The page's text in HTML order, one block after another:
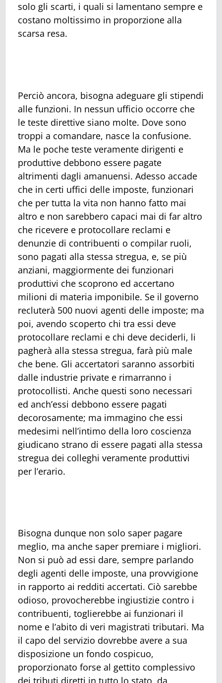
solo gli scarti, i quali si lamentano sempre e
costano moltissimo in proporzione alla
scarsa resa.
Perciò ancora, bisogna adeguare gli stipendi
alle funzioni. In nessun ufficio occorre che
le teste direttive siano molte. Dove sono
troppi a comandare, nasce la confusione.
Ma le poche teste veramente dirigenti e
produttive debbono essere pagate
altrimenti dagli amanuensi. Adesso accade
che in certi uffici delle imposte, funzionari
che per tutta la vita non hanno fatto mai
altro e non sarebbero capaci mai di far altro
che ricevere e protocollare reclami e
denunzie di contribuenti o compilar ruoli,
sono pagati alla stessa stregua, e, se più
anziani, maggiormente dei funzionari
produttivi che scoprono ed accertano
milioni di materia imponibile. Se il governo
recluterà 500 nuovi agenti delle imposte; ma
poi, avendo scoperto chi tra essi deve
protocollare reclami e chi deve deciderli, li
pagherà alla stessa stregua, farà più male
che bene. Gli accertatori saranno assorbiti
dalle industrie private e rimarranno i
protocollisti. Anche questi sono necessari
ed anch’essi debbono essere pagati
decorosamente; ma immagino che essi
medesimi nell’intimo della loro coscienza
giudicano strano di essere pagati alla stessa
stregua dei colleghi veramente produttivi
per l’erario.
Bisogna dunque non solo saper pagare
meglio, ma anche saper premiare i migliori.
Non si può ad essi dare, sempre parlando
degli agenti delle imposte, una provvigione
in rapporto ai redditi accertati. Ciò sarebbe
odioso, provocherebbe ingiustizie contro i
contribuenti, toglierebbe ai funzionari il
nome e l’abito di veri magistrati tributari. Ma
il capo del servizio dovrebbe avere a sua
disposizione un fondo cospicuo,
proporzionato forse al gettito complessivo
dei tributi diretti in tutto lo stato, da